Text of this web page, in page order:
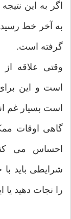
اگر به این
به آخر خط
گرفته است.
وقتی علاقه
است و این
است بسیار غم
گاهی اوقات
احساس می
شرایطی باید با
را نجات دهید یا